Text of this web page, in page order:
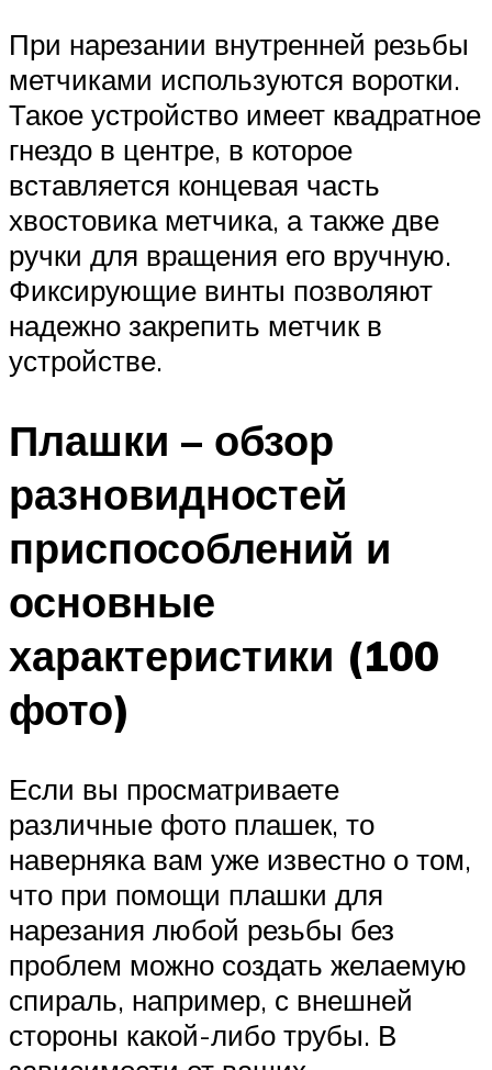
При нарезании внутренней резьбы
метчиками используются воротки.
Такое устройство имеет квадратное
гнездо в центре, в которое
вставляется концевая часть
хвостовика метчика, а также две
ручки для вращения его вручную.
Фиксирующие винты позволяют
надежно закрепить метчик в
устройстве.
Плашки – обзор
разновидностей
приспособлений и
основные
характеристики (100
фото)
Если вы просматриваете
различные фото плашек, то
наверняка вам уже известно о том,
что при помощи плашки для
нарезания любой резьбы без
проблем можно создать желаемую
спираль, например, с внешней
стороны какой-либо трубы. В